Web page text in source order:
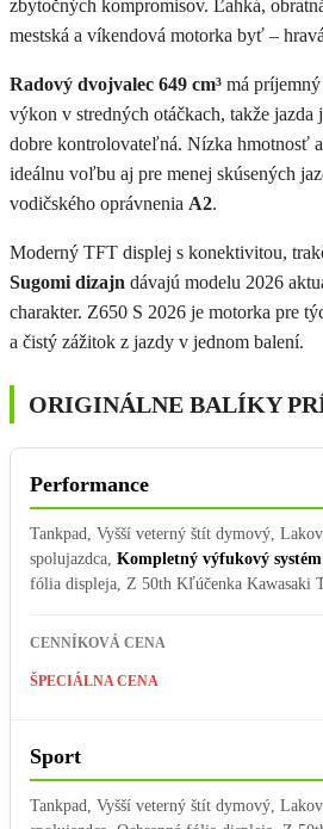
zbytočných kompromisov. Ľahká,
mestská a víkendová motorka byť –
Radový dvojvalec 649 cm³ má
výkon v stredných otáčkach, takže jazda
dobre kontrolovateľná. Nízka hmotnosť
ideálnu voľbu aj pre menej skúsených
vodičského oprávnenia A2.
Moderný TFT displej s konektivitou,
Sugomi dizajn dávajú modelu 2026
charakter. Z650 S 2026 je motorka pre
a čistý zážitok z jazdy v jednom balení.
ORIGINÁLNE BALÍKY
Performance
Tankpad, Vyšší veterný štít dymový,
spolujazdca, Kompletný výfukový
fólia displeja, Z 50th Kľúčenka Kawasaki
CENNÍKOVÁ CENA
ŠPECIÁLNA CENA
Sport
Tankpad, Vyšší veterný štít dymový,